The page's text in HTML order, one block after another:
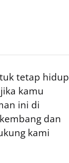
tetap hidup
kamu
ini di
dan
kami